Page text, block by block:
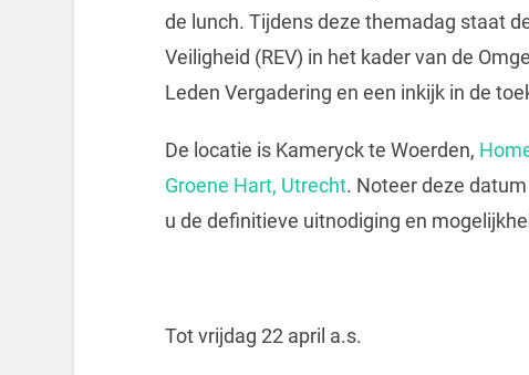
de lunch. Tijdens deze themadag staat
Veiligheid (REV) in het kader van de
Leden Vergadering en een inkijk in de
De locatie is Kameryck te Woerden,
Groene Hart, Utrecht. Noteer deze
u de definitieve uitnodiging en
Tot vrijdag 22 april a.s.